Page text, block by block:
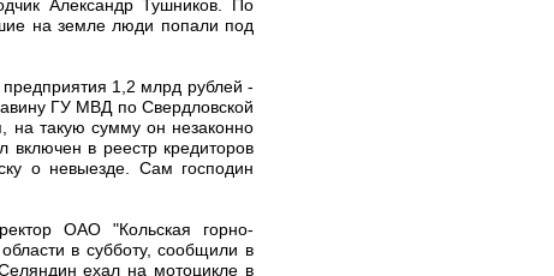
Александр Тушников. По
на земле люди попали под
1,2 млрд рублей -
ГУ МВД по Свердловской
на такую сумму он незаконно
включен в реестр кредиторов
о невыезде. Сам господин
ОАО "Кольская горно-
в субботу, сообщили в
ехал на мотоцикле в